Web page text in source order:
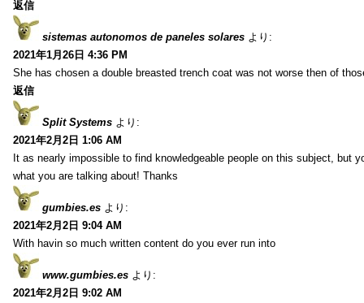
返信
sistemas autonomos de paneles solares より:
2021年1月26日 4:36 PM
She has chosen a double breasted trench coat was not worse then of
返信
Split Systems より:
2021年2月2日 1:06 AM
It as nearly impossible to find knowledgeable people on this subject, but
what you are talking about! Thanks
gumbies.es より:
2021年2月2日 9:04 AM
With havin so much written content do you ever run into
www.gumbies.es より:
2021年2月2日 9:02 AM